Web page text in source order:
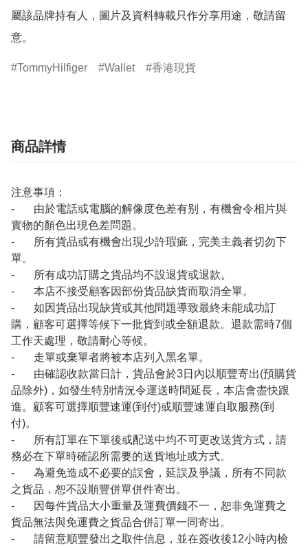
屬該品牌持有人，圖片及資料轉載只作分享用途，敬請留
意。
TommyHilfiger Wallet 香港現貨
商品詳情
注意事項：
- 由於電話或電腦的解像度色差有别，有機會令相片與
實物的顏色出現色差問題。
- 所有貨品或有機會出現少許瑕疵，完美主義者切勿下
單。
- 所有成功訂購之貨品均不設退貨或退款。
- 本店不接受顧客因部份貨品缺貨而取消全單。
- 如因貨品出現缺貨或其他問題導致最終未能成功訂
購，顧客可選擇等候下一批貨到或全額退款。退款需時7個
工作天處理，敬請耐心等候。
- 走單或棄單者將被本店列入黑名單。
- 由確認收款當日計，貨品會於3日內以順豐寄出(預購貨
品除外)，如發生特別情況令運送時間延長，本店會盡快跟
進。顧客可選擇順豐速運(到付)或順豐速運自取服務(到
付)。
- 所有訂單在下單後或配送中均不可更改送貨方式，請
務必在下單時確認所需要的送貨地址或方式。
- 為避免造成不必要的誤會，延誤及爭議，所有不同款
之貨品，恕不設順豐併單併件寄出。
- 因每件貨品大小重量及運費價錢不一，恕非免運費之
貨品無法與免運費之貨品合併訂單一同寄出。
- 請留意順豐發出之取件信息，並在簽收後12小時內檢